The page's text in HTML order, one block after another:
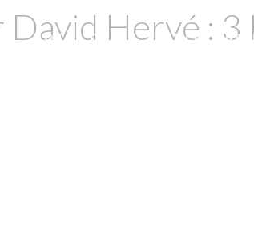
NOTRE CARTE VINS
Hervé : 3